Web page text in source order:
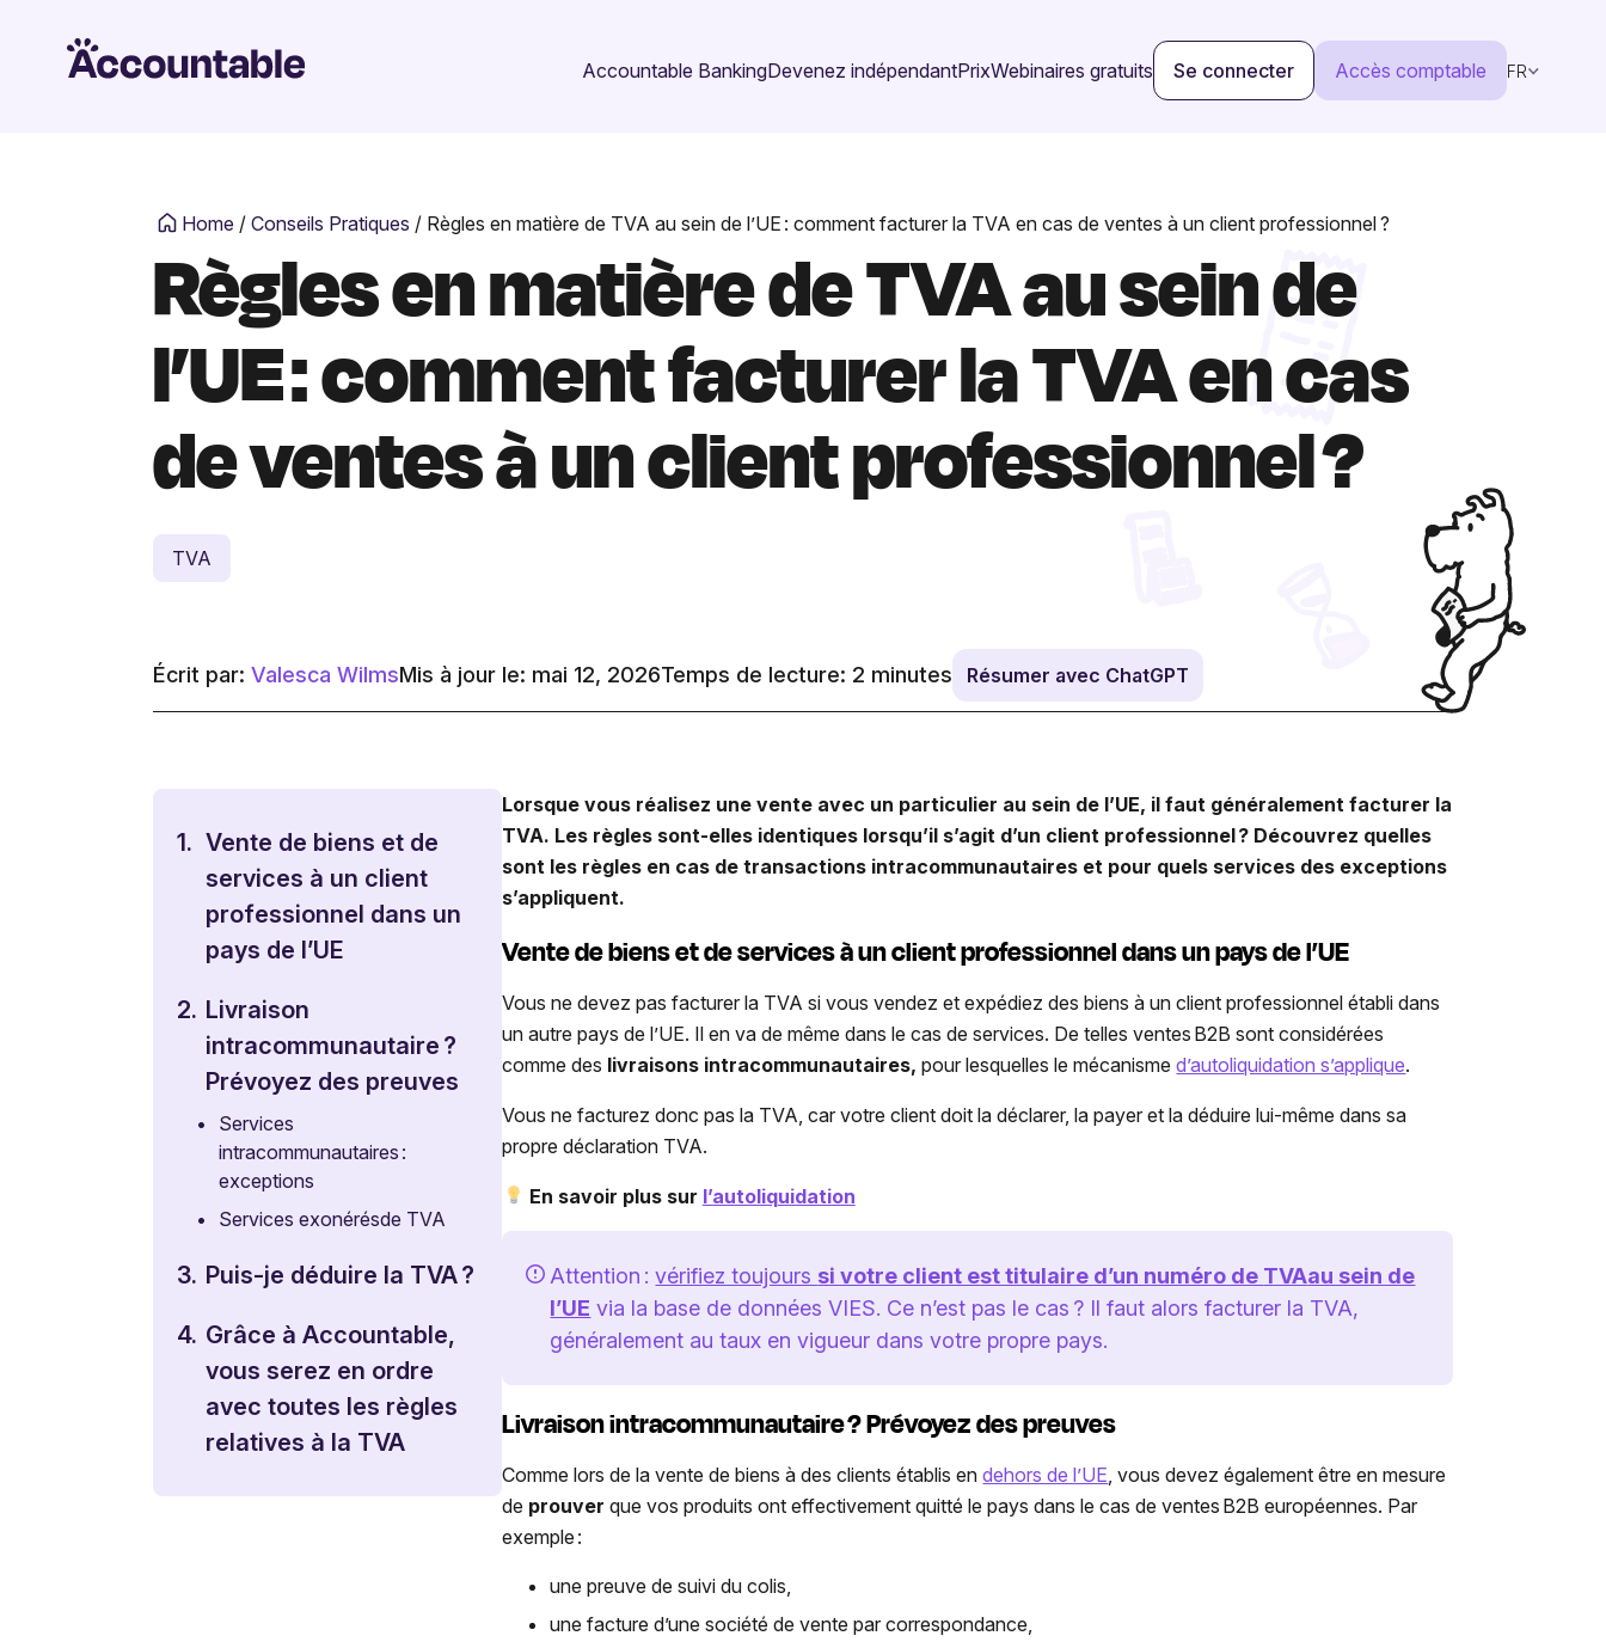
Accountable BankingDevenez indépendantPrixWebinaires gratuits Se connecter Accès comptable FR
Home / Conseils Pratiques / Règles en matière de TVA au sein de l’UE : comment facturer la TVA en cas de ventes à un client professionnel ?
Règles en matière de TVA au sein de
l’UE : comment facturer la TVA en cas
de ventes à un client professionnel ?
TVA
Écrit par: Valesca WilmsMis à jour le: mai 12, 2026Temps de lecture: 2 minutes Résumer avec ChatGPT
1. Vente de biens et de
services à un client
professionnel dans un
pays de l’UE
2. Livraison
intracommunautaire ?
Prévoyez des preuves
•
Services
intracommunautaires :
exceptions
•
Services exonérésde TVA
3. Puis-je déduire la TVA ?
4. Grâce à Accountable,
vous serez en ordre
avec toutes les règles
relatives à la TVA
Lorsque vous réalisez une vente avec un particulier au sein de l’UE, il faut généralement facturer la
TVA. Les règles sont-elles identiques lorsqu’il s’agit d’un client professionnel ? Découvrez quelles
sont les règles en cas de transactions intracommunautaires et pour quels services des exceptions
s’appliquent.
Vente de biens et de services à un client professionnel dans un pays de l’UE
Vous ne devez pas facturer la TVA si vous vendez et expédiez des biens à un client professionnel établi dans
un autre pays de l’UE. Il en va de même dans le cas de services. De telles ventes B2B sont considérées
comme des livraisons intracommunautaires, pour lesquelles le mécanismed’autoliquidation s’applique.
Vous ne facturez donc pas la TVA, car votre client doit la déclarer, la payer et la déduire lui-même dans sa
propre déclaration TVA.
En savoir plus sur l’autoliquidation
Attention :vérifiez toujours si votre client est titulaire d’un numéro de TVAau sein de
l’UE via la base de donnéesVIES. Ce n’est pas le cas ? Il faut alorsfacturer la TVA,
généralement au taux en vigueur dans votre propre pays.
Livraison intracommunautaire? Prévoyez des preuves
Comme lors de la vente de biens à des clients établis endehors de l’UE , vous devez également être en mesure
de prouver que vos produits ont effectivement quitté le pays dans le cas de ventes B2B européennes. Par
exemple :
une preuve de suivi du colis,
une facture d’une société de vente par correspondance,